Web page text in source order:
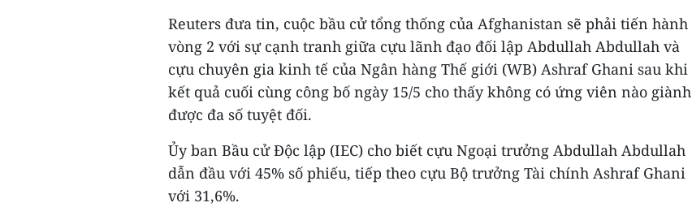
Reuters đưa tin, cuộc bầu cử tổng thống của Afghanistan sẽ phải tiến hành
vòng 2 với sự cạnh tranh giữa cựu lãnh đạo đối lập Abdullah Abdullah và
cựu chuyên gia kinh tế của Ngân hàng Thế giới (WB) Ashraf Ghani sau khi
kết quả cuối cùng công bố ngày 15/5 cho thấy không có ứng viên nào giành
được đa số tuyệt đối.
Ủy ban Bầu cử Độc lập (IEC) cho biết cựu Ngoại trưởng Abdullah Abdullah
dẫn đầu với 45% số phiếu, tiếp theo cựu Bộ trưởng Tài chính Ashraf Ghani
với 31,6%.